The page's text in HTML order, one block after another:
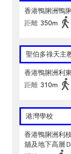
香港鴨脷洲鴨
距離 350m
聖伯多祿天主
香港鴨脷洲利
距離 310m
港灣學校
香港鴨脷洲利
舖及地下高層